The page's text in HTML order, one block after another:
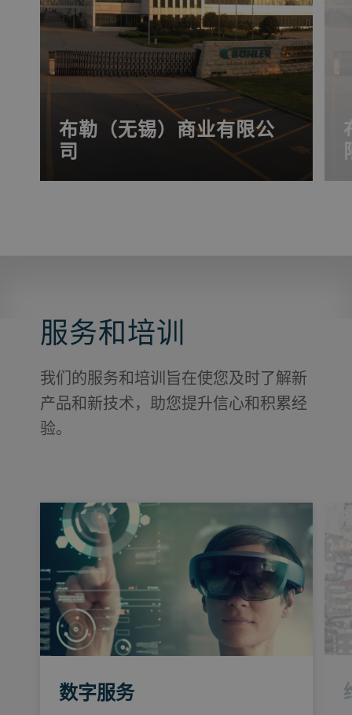
布勒（无锡）商业有限公
司
服务和培训
我们的服务和培训旨在使您及时了解新
产品和新技术，助您提升信心和积累经
验。
数字服务